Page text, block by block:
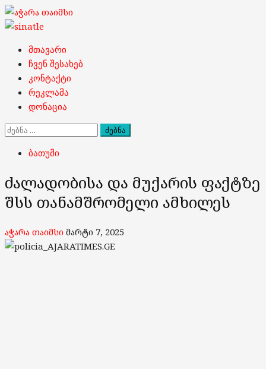
Skip
to
Primary
Menu
მთავარი
ჩვენ შესახებ
კონტაქტი
რეკლამა
დონაცია
ძებნა:
ბათუმი
ძალადობისა და მუქარის ფაქტზე
შსს თანამშრომელი ამხილეს
აჭარა თაიმსი მარტი 7, 2025